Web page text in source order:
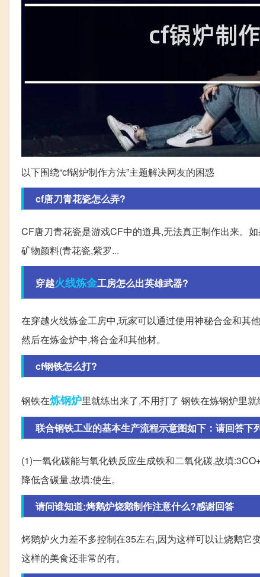
以下围绕“cf锅炉制作方法”主题解决网友的困惑
cf唐刀青花瓷怎么弄?
CF唐刀青花瓷是游戏CF中的道具,无法真正制作出来。
矿物颜料(青花瓷,紫罗...
穿越火线炼金工房怎么出英雄武器?
在穿越火线炼金工房中,玩家可以通过使用神秘合金和其
然后在炼金炉中,将合金和其他材。
cf钢铁怎么打?
钢铁在炼钢炉里就练出来了,不用打了 钢铁在炼钢炉里
联合钢铁工业的基本生产流程示意图如下：请回答下
(1)一氧化碳能与氧化铁反应生成铁和二氧化碳,故填
降低含碳量,故填:使生。
请问谁知道:烤鹅炉烧鹅制作注意什么?感谢回答
烤鹅炉火力差不多控制在35左右,因为这样可以让烧鹅
这样的美食还非常的有。